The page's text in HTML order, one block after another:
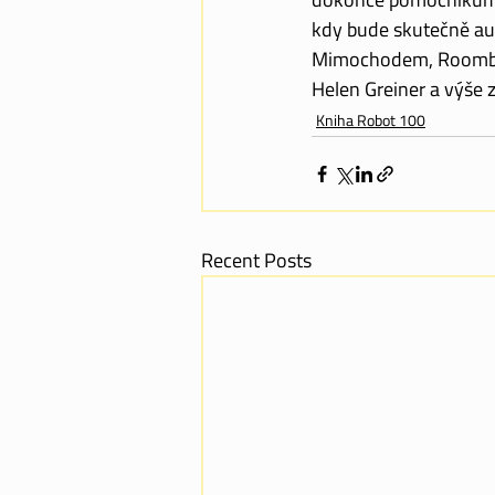
kdy bude skutečně
Mimochodem,
Helen Greiner a
Kniha Robot 100
Recent Posts